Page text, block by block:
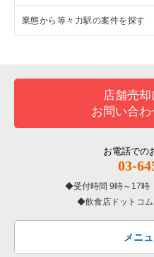
東京23区のイタリア料理の居
東京23区のそば・うどんの居
東京23区の寿司の居抜き売却
東京23区の鉄板焼き・お好み
東京23区のアジア料理の居抜
東京23区のカフェの居抜き売
世田谷区のフランス料理の居
世田谷区の中華の居抜き売却
世田谷区のそば・うどんの居
世田谷区の鉄板焼き・お好み
世田谷区のアジア料理の居抜
世田谷区のカフェの居抜き売
尾山台駅のイタリア料理の居
尾山台駅のカフェの居抜き売
尾山台駅のお弁当・惣菜・デ
業態から等々力駅の案件を探す
等々力駅のカフェの居抜き売
等々力駅のお弁当・惣菜・デ
店舗売
お問い合
お電話での
03-
受付時間 9時～17時
飲食店ドットコ
メニ